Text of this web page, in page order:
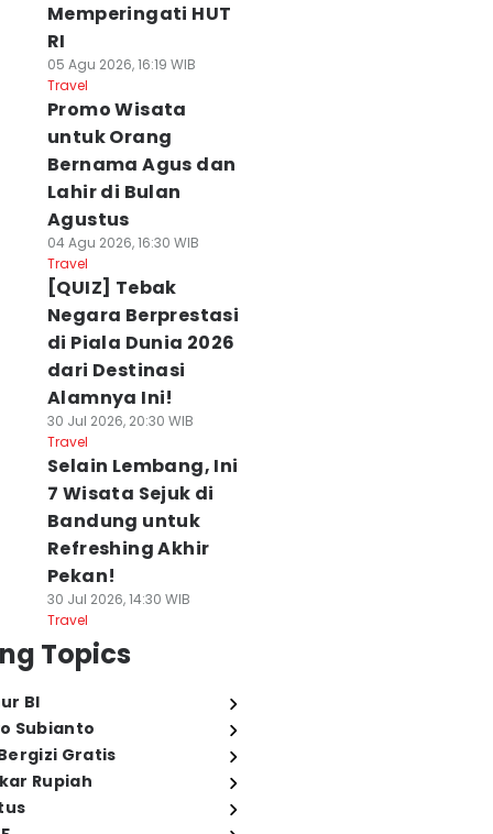
Memperingati HUT
RI
05 Agu 2026, 16:19 WIB
Travel
Promo Wisata
untuk Orang
Bernama Agus dan
Lahir di Bulan
Agustus
04 Agu 2026, 16:30 WIB
Travel
[QUIZ] Tebak
Negara Berprestasi
di Piala Dunia 2026
dari Destinasi
Alamnya Ini!
30 Jul 2026, 20:30 WIB
Travel
Selain Lembang, Ini
7 Wisata Sejuk di
Bandung untuk
Refreshing Akhir
Pekan!
30 Jul 2026, 14:30 WIB
Travel
Topics
BI
Subianto
Gratis
Rupiah